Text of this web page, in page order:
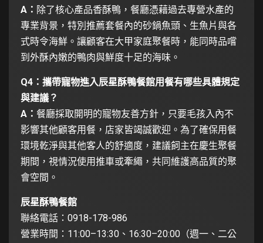
A： 除了核心產品香酥鴨，餐廳憑藉過去專營水產的
專業背景，特別推薦套餐內的砂鍋魚頭、生魚片與各
式時令海鮮。讓顧客在大甲家庭聚餐時，能同時品嚐
到外酥內嫩的鴨肉與鮮度十足的海味。
Q4：攜帶寵物進入辰星酥鴨餐館用餐有哪些具體規定
與建議？
A： 餐廳採取開明的寵物友善方針，只要毛孩入內不
影響其他顧客用餐，店家皆竭誠歡迎。為了確保用餐
環境乾淨與其他客人的舒適度，建議飼主在慶生聚餐
期間，視情況使用推車或牽繩，共同維護高品質的聚
會空間。
辰星酥鴨餐館
聯絡電話：0918-178-986
營業時間：11:00–13:30、16:30–20:00（週一、二公